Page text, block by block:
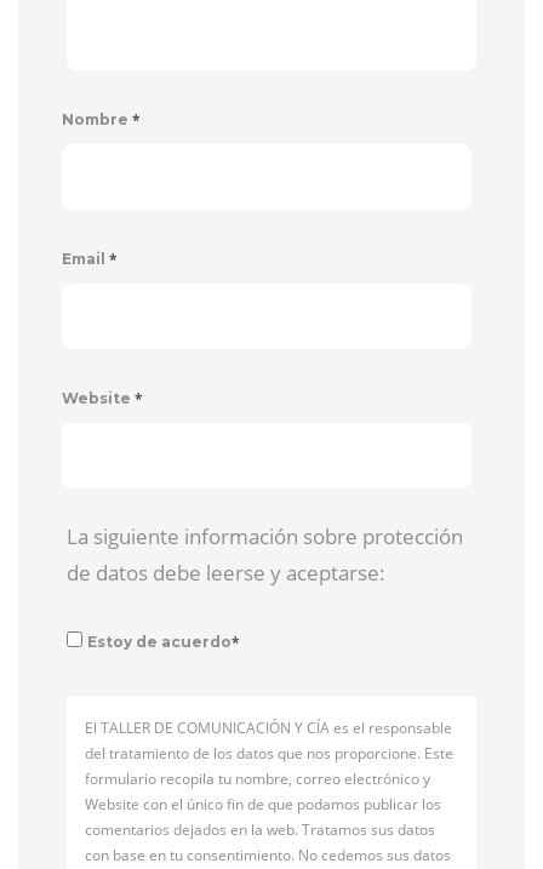
Nombre *
Email *
Website *
La siguiente información sobre protección
de datos debe leerse y aceptarse:
Estoy de acuerdo*
El TALLER DE COMUNICACIÓN Y CÍA es el responsable
del tratamiento de los datos que nos proporcione. Este
formulario recopila tu nombre, correo electrónico y
Website con el único fin de que podamos publicar los
comentarios dejados en la web. Tratamos sus datos
con base en tu consentimiento. No cedemos sus datos